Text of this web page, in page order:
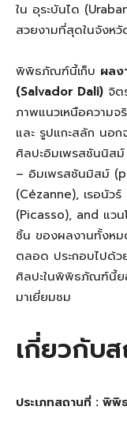
ใน อุระบันได
สวยงามที่สุดในจังห
พิพิธภัณฑ์นี้เก็บ ผลง
(Salvador Dali) จิต
ภาพแนวเหนือความ
และ รูปแกะสลัก นอ
ศิลปะอิมเพรสชันนิส
– อิมเพรสชันมิสม์
(Cézanne), เรอนัว
(Picasso), and แว
ชิ้น ของผลงานทั้งหม
ตลอด ประกอบไปด้
ศิลปะในพิพิธภัณฑ์นี้ย
มาเยี่ยมชม
เกี่ยวกับ
ประเภทสถานที่ : พิ